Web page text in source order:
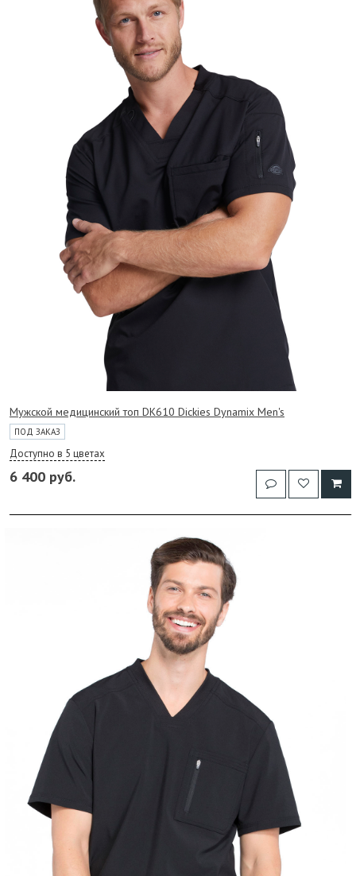
Мужской медицинский топ DK610 Dickies Dynamix Men's
ПОД ЗАКАЗ
Доступно в 5 цветах
6 400 руб.